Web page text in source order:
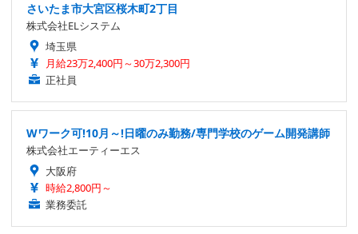
さいたま市大宮区桜木町2丁目
株式会社ELシステム
埼玉県
月給23万2,400円～30万2,300円
正社員
Wワーク可!10月～!日曜のみ勤務/専門学校のゲーム開発講師
株式会社エーティーエス
大阪府
時給2,800円～
業務委託